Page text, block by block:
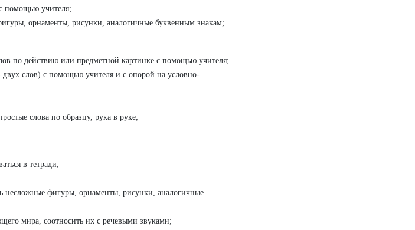
помощью учителя;
орнаменты, рисунки, аналогичные буквенным знакам;
по действию или предметной картинке с помощью учителя;
двух слов) с помощью учителя и с опорой на условно-
слова по образцу, рука в руке;
в тетради;
несложные фигуры, орнаменты, рисунки, аналогичные
мира, соотносить их с речевыми звуками;